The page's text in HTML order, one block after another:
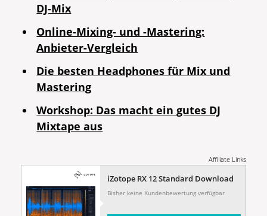
DJ-Mix
Online-Mixing- und -Mastering:
Anbieter-Vergleich
Die besten Headphones für Mix und
Mastering
Workshop: Das macht ein gutes DJ
Mixtape aus
Affiliate Links
iZotope RX 12 Standard Download
Bisher keine Kundenbewertung verfügbar